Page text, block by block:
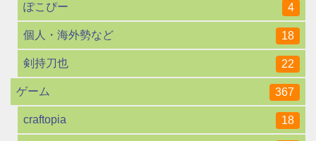
ぽこぴー 4
個人・海外勢など 18
剣持刀也 22
ゲーム 367
craftopia 18